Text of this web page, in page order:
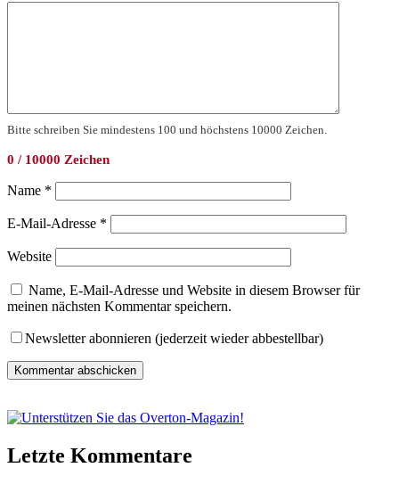
Bitte schreiben Sie mindestens 100 und höchstens 10000 Zeichen.
0 / 10000 Zeichen
Name *
E-Mail-Adresse *
Website
Name, E-Mail-Adresse und Website in diesem Browser für
meinen nächsten Kommentar speichern.
Newsletter abonnieren (jederzeit wieder abbestellbar)
Letzte Kommentare